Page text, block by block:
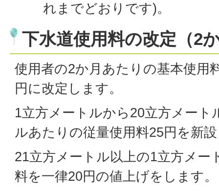
れまでどおりです)。
下水道使用料の改定（2
使用者の2か月あたりの基本使用
円に改定します。
1立方メートルから20立方メート
ルあたりの従量使用料25円を新
21立方メートル以上の1立方メー
料を一律20円の値上げをします